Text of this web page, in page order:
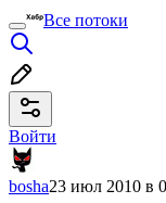
Все потоки
Войти
bosha23 июл 2010 в